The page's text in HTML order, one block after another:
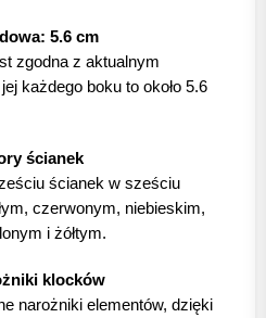
5.6 cm
zgodna z aktualnym
każdego boku to około 5.6
ścianek
ścianek w sześciu
czerwonym, niebieskim,
i żółtym.
klocków
narożniki elementów, dzięki